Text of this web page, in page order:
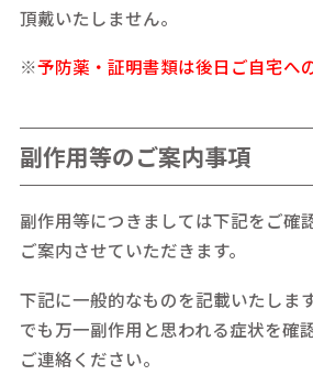
頂戴いたしません。
※予防薬・証明書類は後日ご自宅へ
副作用等のご案内事項
副作用等につきましては下記をご確
ご案内させていただきます。
下記に一般的なものを記載いたしま
でも万一副作用と思われる症状を確
ご連絡ください。